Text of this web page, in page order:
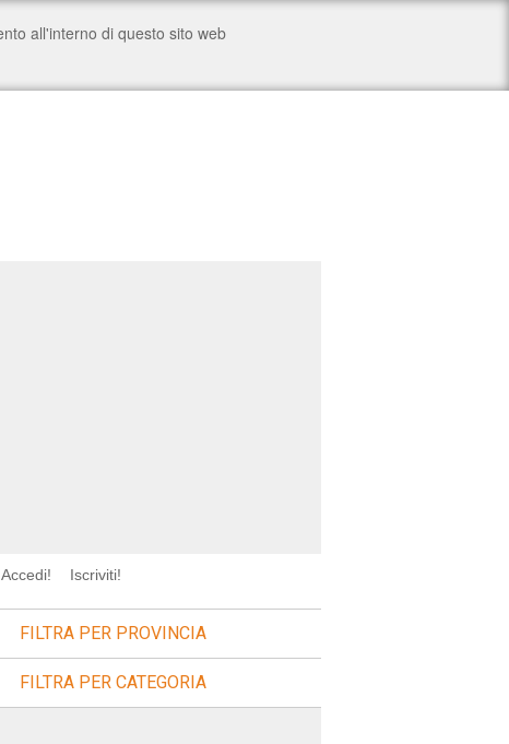
Accedi! Iscriviti!
FILTRA PER PROVINCIA
FILTRA PER CATEGORIA